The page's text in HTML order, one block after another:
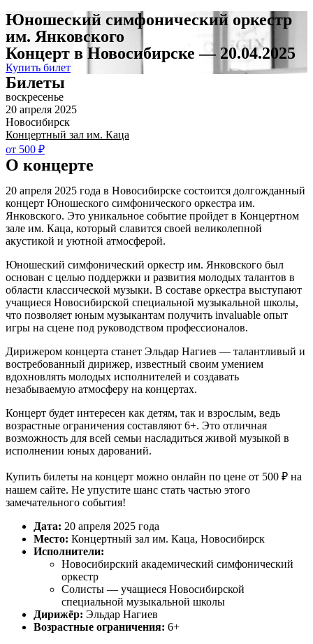
Юношеский симфонический оркестр
им. Янковского
Концерт в Новосибирске — 20.04.2025
Купить билет
Билеты
воскресенье
20 апреля 2025
Новосибирск
Концертный зал им. Каца
от 500 ₽
О концерте
20 апреля 2025 года в Новосибирске состоится долгожданный
концерт Юношеского симфонического оркестра им.
Янковского. Это уникальное событие пройдет в Концертном
зале им. Каца, который славится своей великолепной
акустикой и уютной атмосферой.
Юношеский симфонический оркестр им. Янковского был
основан с целью поддержки и развития молодых талантов в
области классической музыки. В составе оркестра выступают
учащиеся Новосибирской специальной музыкальной школы,
что позволяет юным музыкантам получить invaluable опыт
игры на сцене под руководством профессионалов.
Дирижером концерта станет Эльдар Нагиев — талантливый и
востребованный дирижер, известный своим умением
вдохновлять молодых исполнителей и создавать
незабываемую атмосферу на концертах.
Концерт будет интересен как детям, так и взрослым, ведь
возрастные ограничения составляют 6+. Это отличная
возможность для всей семьи насладиться живой музыкой в
исполнении юных дарований.
Купить билеты на концерт можно онлайн по цене от 500 ₽ на
нашем сайте. Не упустите шанс стать частью этого
замечательного события!
Дата: 20 апреля 2025 года
Место: Концертный зал им. Каца, Новосибирск
Исполнители:
Новосибирский академический симфонический
оркестр
Солисты — учащиеся Новосибирской
специальной музыкальной школы
Дирижёр: Эльдар Нагиев
Возрастные ограничения: 6+